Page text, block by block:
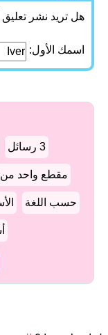
هل تريد نشر
اسمك الأول:
3 رسائل
مقطع واحد من1
حسب اللغة